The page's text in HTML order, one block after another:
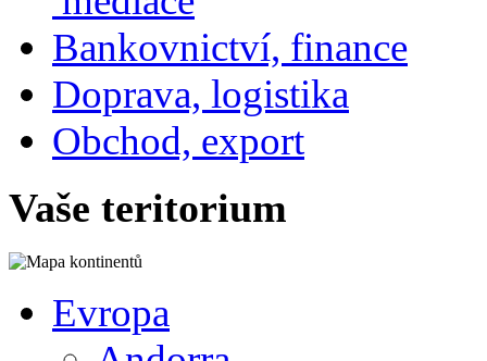
Bankovnictví, finance
Doprava, logistika
Obchod, export
Vaše teritorium
Evropa